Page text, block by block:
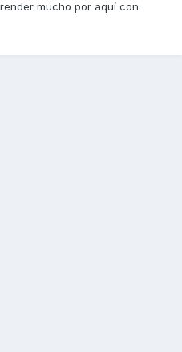
mucho por aquí con